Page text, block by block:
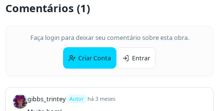
Comentários (1)
Faça login para deixar seu comentário sobre esta obra.
Criar Conta Entrar
gibbs_trintey Autor há 3 meses